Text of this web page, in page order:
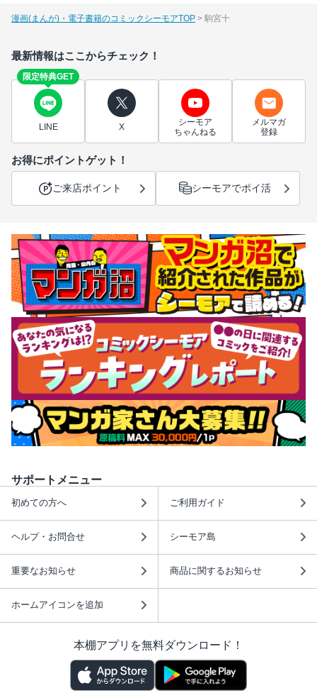
漫画(まんが)・電子書籍のコミックシーモアTOP 駒宮十
最新情報はここからチェック！
限定特典GET
LINE X
シーモア
ちゃんねる
メルマガ
登録
お得にポイントゲット！
ご来店ポイント シーモアでポイ活
サポートメニュー
初めての方へ ご利用ガイド
ヘルプ・お問合せ シーモア島
重要なお知らせ 商品に関するお知らせ
ホームアイコンを追加
本棚アプリを無料ダウンロード！